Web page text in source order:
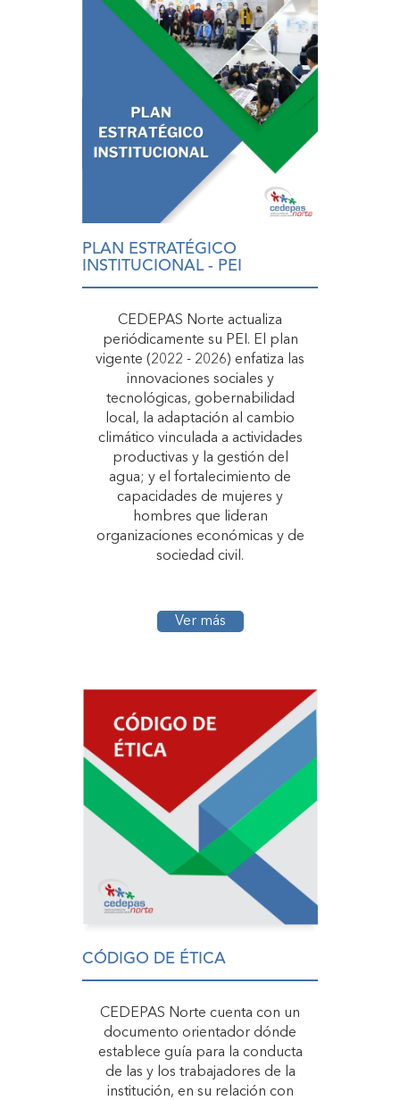
PLAN ESTRATÉGICO
INSTITUCIONAL - PEI
CEDEPAS Norte actualiza
periódicamente su PEI. El plan
vigente (2022 - 2026) enfatiza las
innovaciones sociales y
tecnológicas, gobernabilidad
local, la adaptación al cambio
climático vinculada a actividades
productivas y la gestión del
agua; y el fortalecimiento de
capacidades de mujeres y
hombres que lideran
organizaciones económicas y de
sociedad civil.
Ver más
CÓDIGO DE ÉTICA
CEDEPAS Norte cuenta con un
documento orientador dónde
establece guía para la conducta
de las y los trabajadores de la
institución, en su relación con